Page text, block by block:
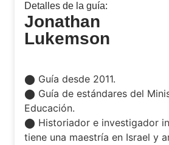
Detalles de la guía:
Jonathan
Lukemson
⬤ Guía desde 2011.
⬤ Guía de estándares del
Educación.
⬤ Historiador e investigador
tiene una maestría en Israel y